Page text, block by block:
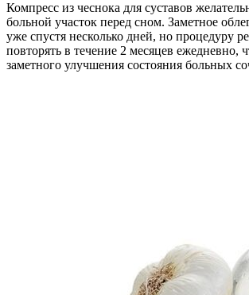
Компресс из чеснока для суставов
больной участок перед сном. Заметное
уже спустя несколько дней, но процедуру
повторять в течение 2 месяцев ежедневно,
заметного улучшения состояния больных